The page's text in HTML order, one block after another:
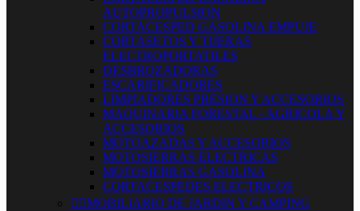
AUTOPROPULSION
CORTACESPED GASOLINA EMPUJE
CORTASETOS Y TIJERAS
ELECTROPORTATILES
DESBROZADORAS
ESCARIFICADORES
LIMPIADORES PRESION Y ACCESORIOS
MAQUINARIA FORESTAL - AGRICOLA Y
ACCESORIOS
MOTOAZADAS Y ACCESORIOS
MOTOSIERRAS ELECTRICAS
MOTOSIERRAS GASOLINA
CORTACESPEDES ELECTRICOS
 MOBILIARIO DE JARDIN Y CAMPING